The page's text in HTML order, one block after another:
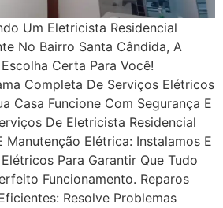
Um Eletricista Residencial
No Bairro Santa Cândida, A
Certa Para Você!
Completa De Serviços Elétricos
Casa Funcione Com Segurança E
De Eletricista Residencial
Manutenção Elétrica: Instalamos E
Para Garantir Que Tudo
Funcionamento. Reparos
Resolve Problemas